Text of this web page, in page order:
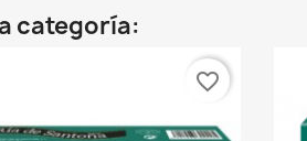
categoría:
favorite_border